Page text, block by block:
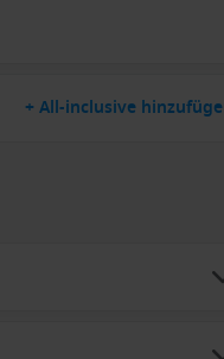
+ All-inclusive